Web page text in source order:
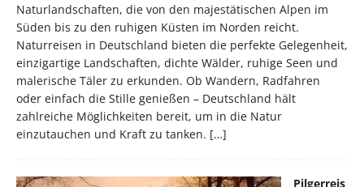
Naturlandschaften, die von den majestätischen Alpen im
Süden bis zu den ruhigen Küsten im Norden reicht.
Naturreisen in Deutschland bieten die perfekte Gelegenheit,
einzigartige Landschaften, dichte Wälder, ruhige Seen und
malerische Täler zu erkunden. Ob Wandern, Radfahren
oder einfach die Stille genießen – Deutschland hält
zahlreiche Möglichkeiten bereit, um in die Natur
einzutauchen und Kraft zu tanken. […]
Pilgerreis